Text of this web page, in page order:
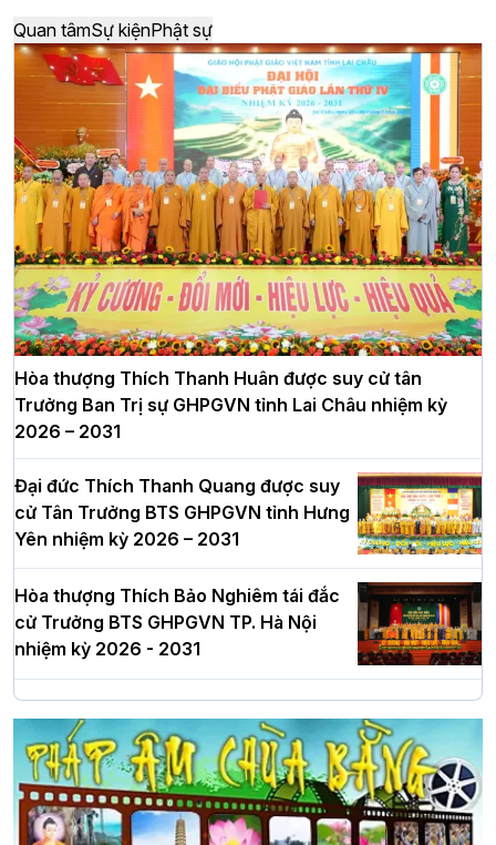
Quan tâmSự kiệnPhật sự
Hòa thượng Thích Thanh Huân được suy cử tân
Trưởng Ban Trị sự GHPGVN tỉnh Lai Châu nhiệm kỳ
2026 – 2031
Đại đức Thích Thanh Quang được suy
cử Tân Trưởng BTS GHPGVN tỉnh Hưng
Yên nhiệm kỳ 2026 – 2031
Hòa thượng Thích Bảo Nghiêm tái đắc
cử Trưởng BTS GHPGVN TP. Hà Nội
nhiệm kỳ 2026 - 2031
Hà Nội: Long trọng lễ khởi công xây
dựng Trung tâm văn hóa Phật giáo Thủ
đô